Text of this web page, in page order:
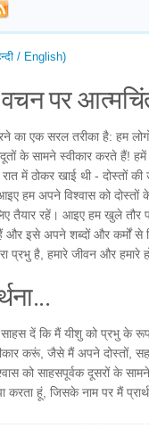
/ English)
पर
का एक सरल तरीका है: हम
के सामने स्वीकार करते हैं!
रात में ठोकर खाई थी - दोस्तों
हम अपने विश्वास को
तैयार रहें। आइए हम खुले तौर
और इसे अपने शब्दों और कर्मों से
प्रभु है, हमारे जीवन और हमारे
दें कि मैं यीशु को प्रभु के
करूं, जैसे मैं अपने दोस्तों,
को साहसपूर्वक दूसरों के
करता हूं, जिसके नाम पर मैं